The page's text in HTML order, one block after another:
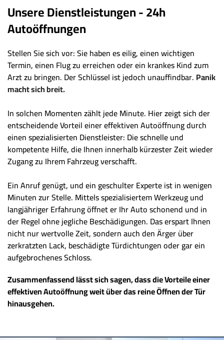
Unsere Dienstleistungen - 24h
Autoöffnungen
Stellen Sie sich vor: Sie haben es eilig, einen wichtigen
Termin, einen Flug zu erreichen oder ein krankes Kind zum
Arzt zu bringen. Der Schlüssel ist jedoch unauffindbar. Panik
macht sich breit.
In solchen Momenten zählt jede Minute. Hier zeigt sich der
entscheidende Vorteil einer effektiven Autoöffnung durch
einen spezialisierten Dienstleister: Die schnelle und
kompetente Hilfe, die Ihnen innerhalb kürzester Zeit wieder
Zugang zu Ihrem Fahrzeug verschafft.
Ein Anruf genügt, und ein geschulter Experte ist in wenigen
Minuten zur Stelle. Mittels spezialisiertem Werkzeug und
langjähriger Erfahrung öffnet er Ihr Auto schonend und in
der Regel ohne jegliche Beschädigungen. Das erspart Ihnen
nicht nur wertvolle Zeit, sondern auch den Ärger über
zerkratzten Lack, beschädigte Türdichtungen oder gar ein
aufgebrochenes Schloss.
Zusammenfassend lässt sich sagen, dass die Vorteile einer
effektiven Autoöffnung weit über das reine Öffnen der Tür
hinausgehen.